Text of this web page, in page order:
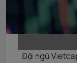
Đội ngũ